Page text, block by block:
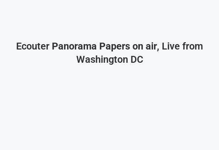
Ecouter Panorama Papers on air, Live from
Washington DC